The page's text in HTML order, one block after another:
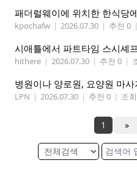
kpochafw | 2026.07.30 | 추천 0 |
시애틀에서 파트타임 스시셰
hithere | 2026.07.30 | 추천 0 |
병원이나 양로원, 요양원 마
LPN | 2026.07.30 | 추천 0 | 조
1 »